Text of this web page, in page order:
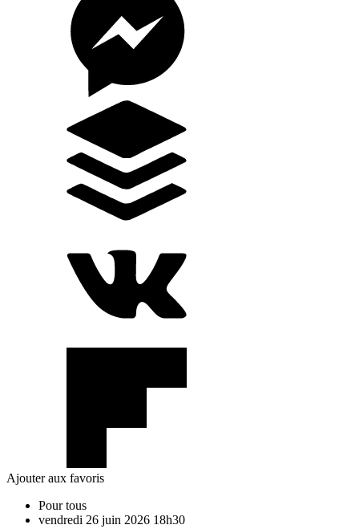
Ajouter aux favoris
Pour tous
vendredi 26 juin 2026 18h30